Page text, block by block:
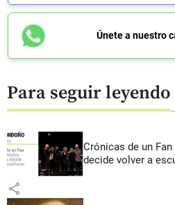
Únete a nuestro
Para seguir leyendo
Crónicas de un
decide volver a
share